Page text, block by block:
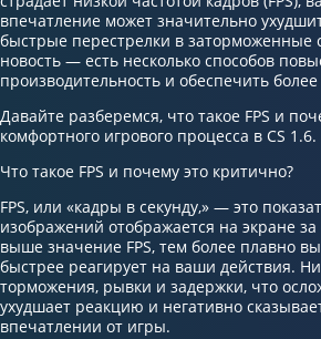
впечатление может значительно
быстрые перестрелки в заторможенные
новость — есть несколько способов
производительность и обеспечить
Давайте разберемся, что такое FPS и
комфортного игрового процесса в CS 1.6.
Что такое FPS и почему это критично?
FPS, или «кадры в секунду,» — это
изображений отображается на экране
выше значение FPS, тем более плавно
быстрее реагирует на ваши действия.
торможения, рывки и задержки, что
ухудшает реакцию и негативно
впечатлении от игры.